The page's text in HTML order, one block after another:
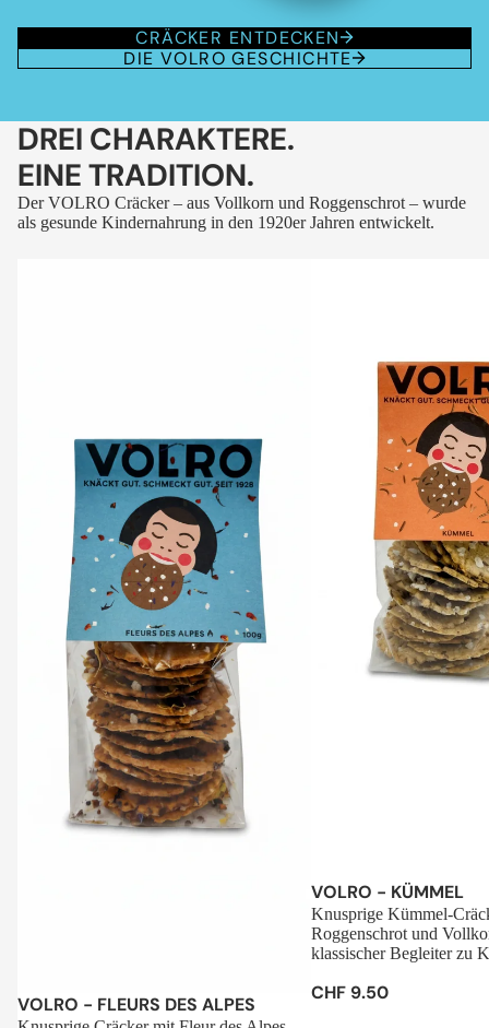
CRÄCKER ENTDECKEN
DIE VOLRO GESCHICHTE
DREI CHARAKTERE.
EINE TRADITION.
Der VOLRO Cräcker – aus Vollkorn und Roggenschrot – wurde
als gesunde Kindernahrung in den 1920er Jahren entwickelt.
Sale
VOLRO - FLEURS DES ALPES
VOLRO - KÜMMEL
Knusprige Kümmel-
Roggenschrot und
klassischer Begleiter zu
CHF 9.50